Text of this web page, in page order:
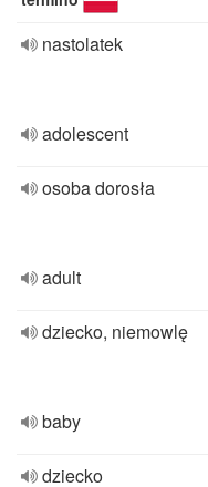
nastolatek
adolescent
osoba dorosła
adult
dziecko, niemowlę
baby
dziecko